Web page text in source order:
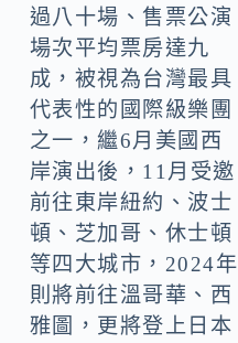
過八十場、售票公演
場次平均票房達九
成，被視為台灣最具
代表性的國際級樂團
之一，繼6月美國西
岸演出後，11月受邀
前往東岸紐約、波士
頓、芝加哥、休士頓
等四大城市，2024年
則將前往溫哥華、西
雅圖，更將登上日本